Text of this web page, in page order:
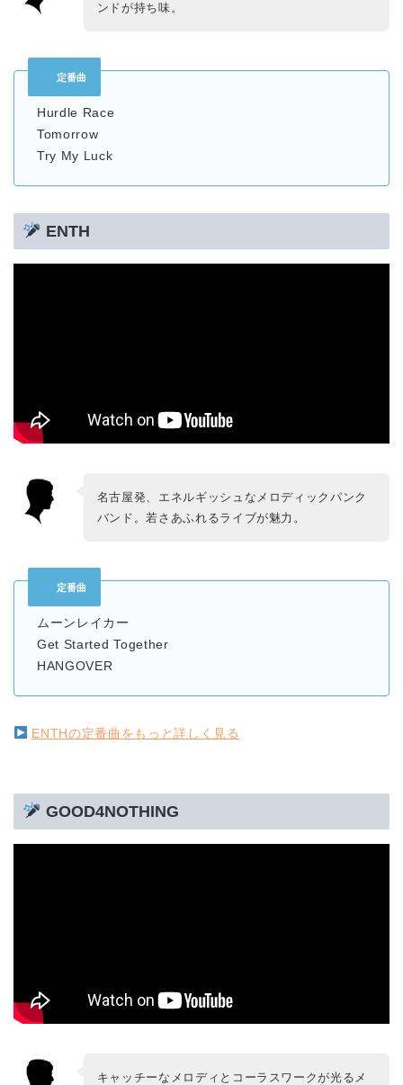
ンドが持ち味。
定番曲
Hurdle Race
Tomorrow
Try My Luck
ENTH
名古屋発、エネルギッシュなメロディックパンク
バンド。若さあふれるライブが魅力。
定番曲
ムーンレイカー
Get Started Together
HANGOVER
ENTHの定番曲をもっと詳しく見る
GOOD4NOTHING
キャッチーなメロディとコーラスワークが光るメ